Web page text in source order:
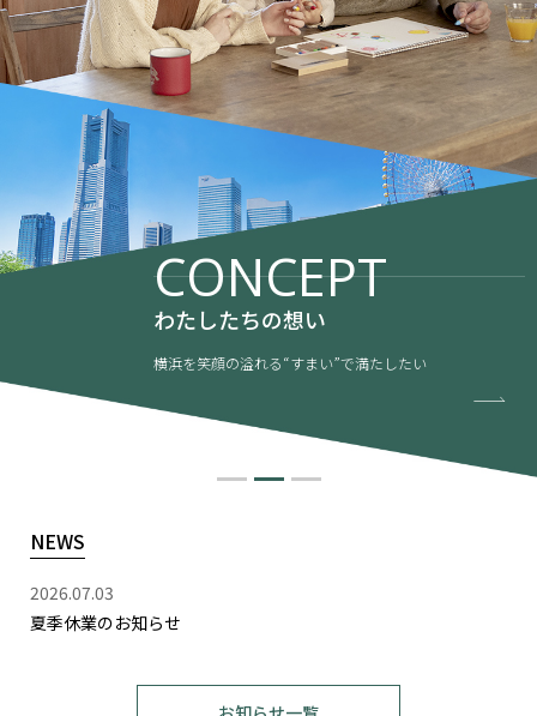
CONCEPT
わたしたちの想い
横浜を笑顔の溢れる“すまい”で満たしたい
NEWS
2026.07.03
夏季休業のお知らせ